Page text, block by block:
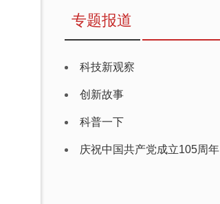
专题报道
科技新观察
创新故事
科普一下
庆祝中国共产党成立105周年